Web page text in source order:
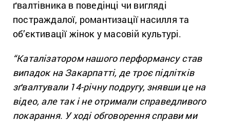
ґвалтівника в поведінці чи вигляді
постраждалої, романтизації насилля та
об’єктивації жінок у масовій культурі.
“Каталізатором нашого перформансу став
випадок на Закарпатті, де троє підлітків
зґвалтували 14-річну подругу, знявши це на
відео, але так і не отримали справедливого
покарання. У ході обговорення справи ми